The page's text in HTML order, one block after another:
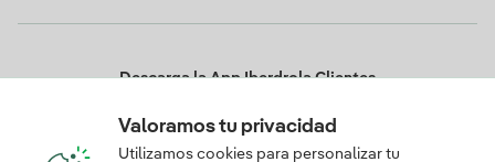
Descarga la App Iberdrola Clientes
Valoramos tu privacidad
Utilizamos cookies para personalizar tu